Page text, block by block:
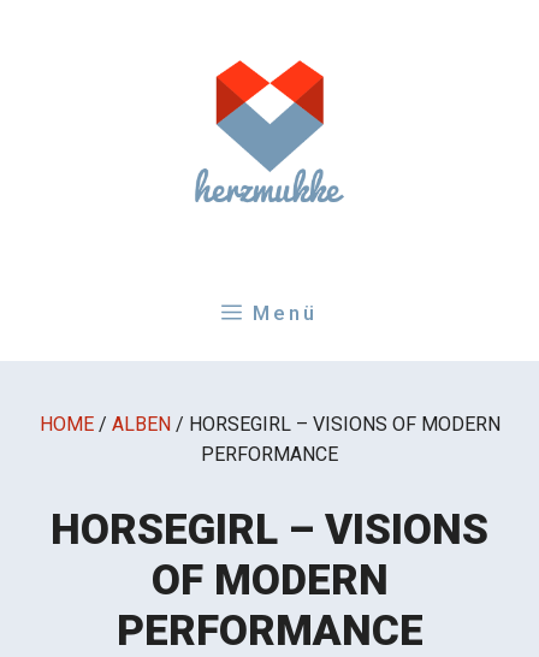
Menü
HOME / ALBEN / HORSEGIRL – VISIONS OF MODERN
PERFORMANCE
HORSEGIRL – VISIONS
OF MODERN
PERFORMANCE